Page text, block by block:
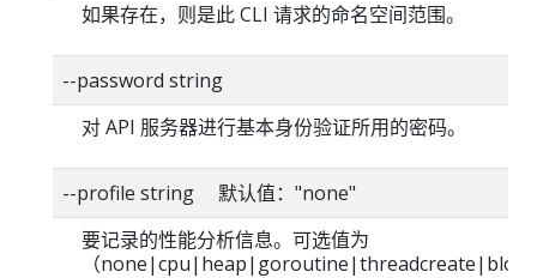
如果存在，则是此 CLI 请求的命名空间范围。
--password string
对 API 服务器进行基本身份验证所用的密码。
--profile string 默认值："none"
要记录的性能分析信息。可选值为
（